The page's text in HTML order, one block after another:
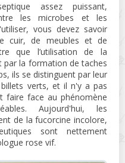
assez puissant,
les microbes et les
vous devez savoir
cuir, de meubles et de
que l’utilisation de la
la formation de taches
ils se distinguent par leur
verts, et il n'y a pas
faire face au phénomène
Aujourd'hui, les
de la fucorcine incolore,
sont nettement
rose vif.